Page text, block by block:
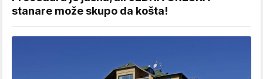
stanare može skupo da košta!